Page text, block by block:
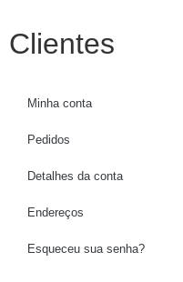
Clientes
Minha conta
Pedidos
Detalhes da conta
Endereços
Esqueceu sua senha?